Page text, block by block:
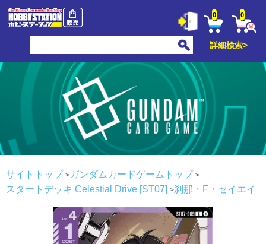
0 0
詳細検索>
サイトトップ
ガンダムカードゲームトップ
スタートデッキ Celestial Drive [ST07]
刹那・F・セイエイ